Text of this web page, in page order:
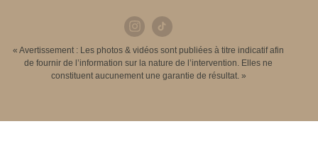
« Avertissement : Les photos & vidéos sont publiées à titre indicatif afin
de fournir de l’information sur la nature de l’intervention. Elles ne
constituent aucunement une garantie de résultat. »